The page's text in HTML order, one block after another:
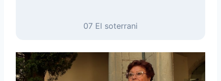
07 El soterrani